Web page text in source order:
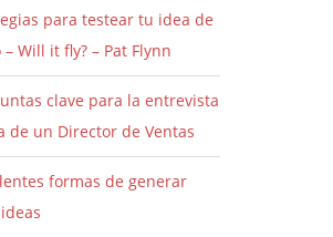
para testear tu idea de
– Will it fly? – Pat Flynn
clave para la entrevista
de un Director de Ventas
formas de generar